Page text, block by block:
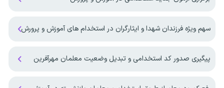
سهم ویژه فرزندان شهدا و ایثارگران در استخدام های آموزش و پرورش
پیگیری صدور کد استخدامی و تبدیل وضعیت معلمان مهرآفرین